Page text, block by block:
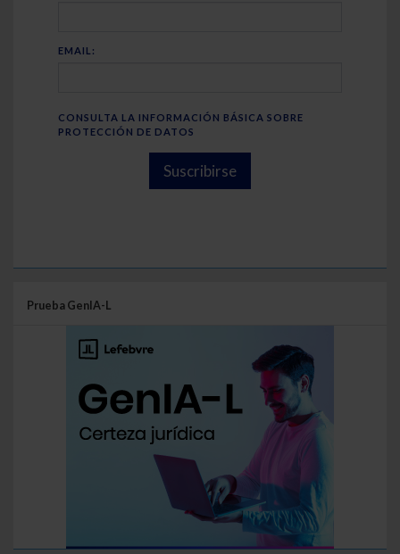
EMAIL:
CONSULTA LA INFORMACIÓN BÁSICA SOBRE
PROTECCIÓN DE DATOS
Suscribirse
Prueba GenIA-L